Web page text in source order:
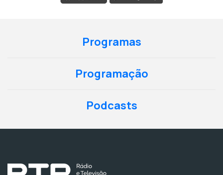
Programas
Programação
Podcasts